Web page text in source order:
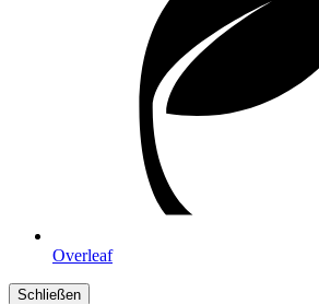
Overleaf
Schließen